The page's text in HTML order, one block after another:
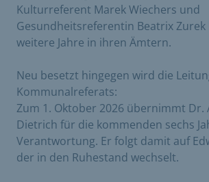
Kulturreferent Marek Wiechers und
Gesundheitsreferentin Beatrix
weitere Jahre in ihren Ämtern.
Neu besetzt hingegen wird die
Kommunalreferats:
Zum 1. Oktober 2026 übernimmt Dr.
Dietrich für die kommenden sechs
Verantwortung. Er folgt damit auf
der in den Ruhestand wechselt.